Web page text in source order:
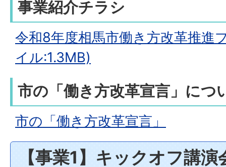
事業紹介チラシ
令和8年度相馬市働き方改革推進
イル:1.3MB)
市の「働き方改革宣言」につ
市の「働き方改革宣言」
【事業1】キックオフ講演